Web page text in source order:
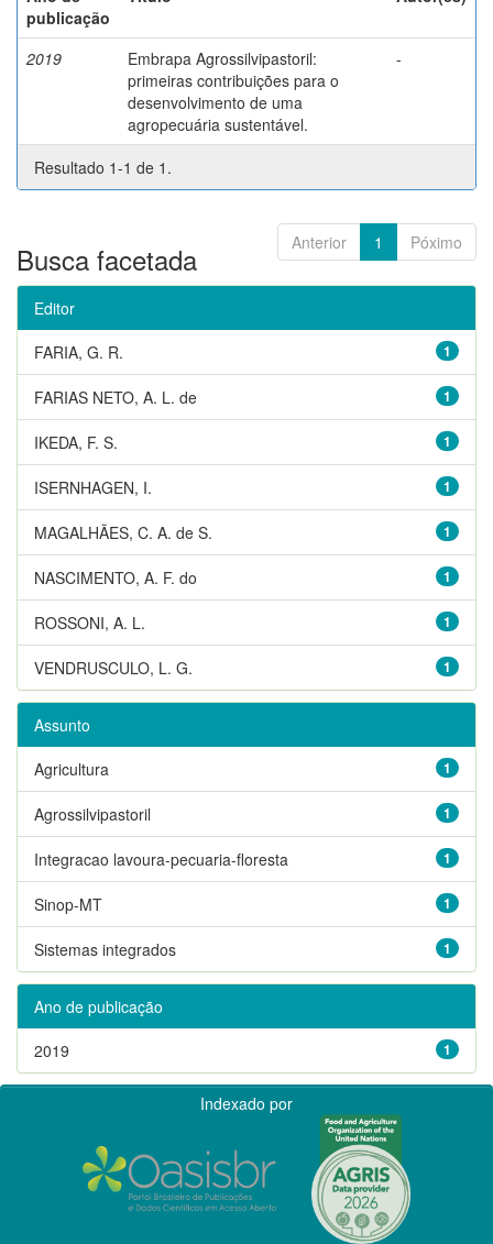
publicação
2019
Embrapa Agrossilvipastoril:
primeiras contribuições para o
desenvolvimento de uma
agropecuária sustentável.
-
Resultado 1-1 de 1.
Anterior 1 Póximo
Busca facetada
Editor
1
FARIA, G. R.
1
FARIAS NETO, A. L. de
1
IKEDA, F. S.
1
ISERNHAGEN, I.
1
MAGALHÃES, C. A. de S.
1
NASCIMENTO, A. F. do
1
ROSSONI, A. L.
1
VENDRUSCULO, L. G.
Assunto
1
Agricultura
1
Agrossilvipastoril
1
Integracao lavoura-pecuaria-floresta
1
Sinop-MT
1
Sistemas integrados
Ano de publicação
1
2019
Indexado por